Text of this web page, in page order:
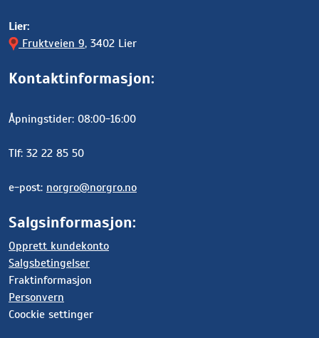
Lier:
Fruktveien 9, 3402 Lier
Kontaktinformasjon:
Åpningstider: 08:00-16:00
Tlf: 32 22 85 50
e-post: norgro@norgro.no
Salgsinformasjon:
Opprett kundekonto
Salgsbetingelser
Fraktinformasjon
Personvern
Coockie settinger